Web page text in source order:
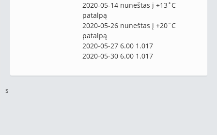
2020-05-14 nuneštas į +13˚C
patalpą
2020-05-26 nuneštas į +20˚C
patalpą
2020-05-27 6.00 1.017
2020-05-30 6.00 1.017
s